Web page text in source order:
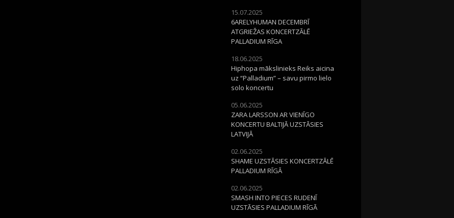
15.07.2025
6ARELYHUMAN DECEMBRĪ
ATGRIEŽAS KONCERTZĀLĒ
PALLADIUM RĪGA
18.06.2025
Hiphopa mākslinieks Reiks aicina
uz “Palladium” – savu pirmo lielo
solo koncertu
05.06.2025
ZARA LARSSON AR VIENĪGO
KONCERTU BALTIJĀ UZSTĀSIES
LATVIJĀ
02.06.2025
SHAME UZSTĀSIES KONCERTZĀLĒ
PALLADIUM RĪGĀ
02.06.2025
SMASH INTO PIECES RUDENĪ
UZSTĀSIES PALLADIUM RĪGĀ